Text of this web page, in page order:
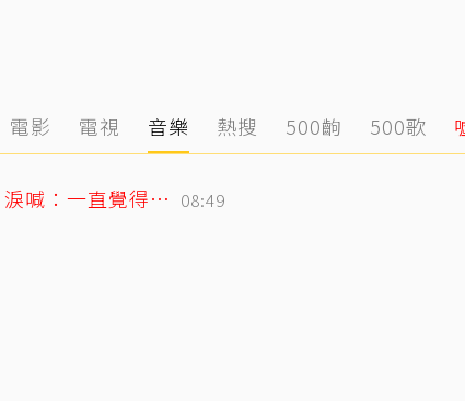
電影 電視 音樂 熱搜 500齣 500歌
26歲女偶像童年罹癌！父母賣飯捲籌醫藥費 淚喊：一直覺得都是我的錯 08:49